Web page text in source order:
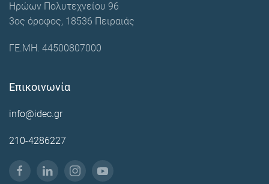
Ηρώων Πολυτεχνείου 96
3ος όροφος, 18536 Πειραιάς
ΓΕ.ΜΗ. 44500807000
Επικοινωνία
info@idec.gr
210-4286227